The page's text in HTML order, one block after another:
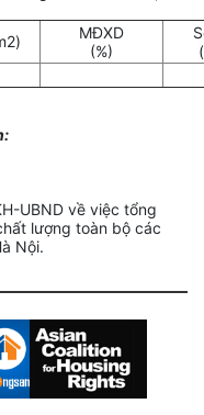
MĐXD
(%)
UBND về việc tổng
lượng toàn bộ các
Nội.